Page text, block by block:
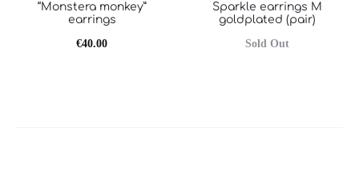
“Monstera monkey”
earrings
€40.00
Sparkle earrings M
goldplated (pair)
Sold Out